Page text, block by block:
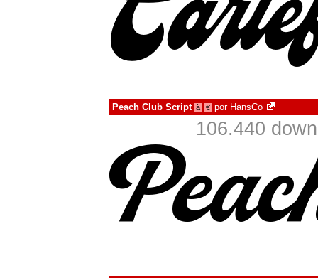
Peach Club Script à € por HansCo
106.440